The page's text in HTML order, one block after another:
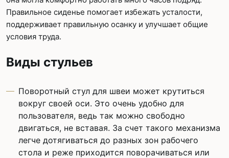
Правильное сиденье помогает избежать усталости,
поддерживает правильную осанку и улучшает общие
условия труда.
Виды стульев
Поворотный стул для швеи может крутиться
вокруг своей оси. Это очень удобно для
пользователя, ведь так можно свободно
двигаться, не вставая. За счет такого механизма
легче дотягиваться до разных зон рабочего
стола и реже приходится поворачиваться или